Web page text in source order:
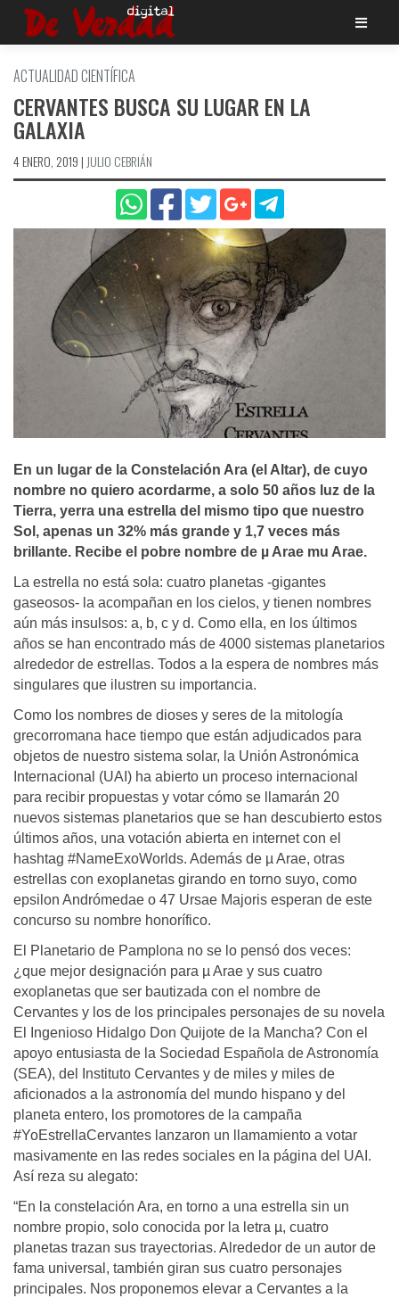
Saltar
ACTUALIDAD CIENTÍ­FICA
CERVANTES BUSCA SU LUGAR EN LA
GALAXIA
4 ENERO, 2019 | JULIO CEBRIÁN
En un lugar de la Constelación Ara (el Altar), de cuyo
nombre no quiero acordarme, a solo 50 años luz de la
Tierra, yerra una estrella del mismo tipo que nuestro
Sol, apenas un 32% más grande y 1,7 veces más
brillante. Recibe el pobre nombre de µ Arae mu Arae.
La estrella no está sola: cuatro planetas -gigantes
gaseosos- la acompañan en los cielos, y tienen nombres
aún más insulsos: a, b, c y d. Como ella, en los últimos
años se han encontrado más de 4000 sistemas planetarios
alrededor de estrellas. Todos a la espera de nombres más
singulares que ilustren su importancia.
Como los nombres de dioses y seres de la mitología
grecorromana hace tiempo que están adjudicados para
objetos de nuestro sistema solar, la Unión Astronómica
Internacional (UAI) ha abierto un proceso internacional
para recibir propuestas y votar cómo se llamarán 20
nuevos sistemas planetarios que se han descubierto estos
últimos años, una votación abierta en internet con el
hashtag #NameExoWorlds. Además de µ Arae, otras
estrellas con exoplanetas girando en torno suyo, como
epsilon Andrómedae o 47 Ursae Majoris esperan de este
concurso su nombre honorífico.
El Planetario de Pamplona no se lo pensó dos veces:
¿que mejor designación para µ Arae y sus cuatro
exoplanetas que ser bautizada con el nombre de
Cervantes y los de los principales personajes de su novela
El Ingenioso Hidalgo Don Quijote de la Mancha? Con el
apoyo entusiasta de la Sociedad Española de Astronomía
(SEA), del Instituto Cervantes y de miles y miles de
aficionados a la astronomía del mundo hispano y del
planeta entero, los promotores de la campaña
#YoEstrellaCervantes lanzaron un llamamiento a votar
masivamente en las redes sociales en la página del UAI.
Así reza su alegato:
“En la constelación Ara, en torno a una estrella sin un
nombre propio, solo conocida por la letra µ, cuatro
planetas trazan sus trayectorias. Alrededor de un autor de
fama universal, también giran sus cuatro personajes
principales. Nos proponemos elevar a Cervantes a la